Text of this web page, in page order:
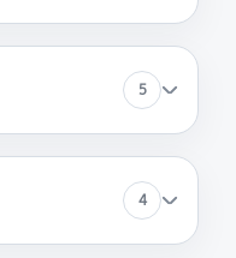
5
4